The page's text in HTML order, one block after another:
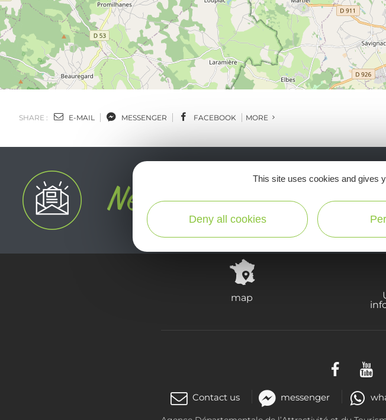
SHARE : E-MAIL MESSENGER FACEBOOK MORE
inspirer pour
map
Contact us messenger
This site uses cookies and gives
Deny all cookies